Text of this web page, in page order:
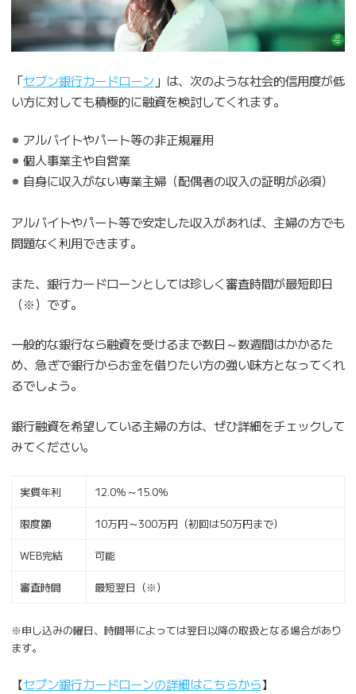
「セブン銀行カードローン 」は、次のような社会的信用度が低
い方に対しても積極的に融資を検討してくれます。
アルバイトやパート等の非正規雇用
個人事業主や自営業
自身に収入がない専業主婦（配偶者の収入の証明が必須）
アルバイトやパート等で安定した収入があれば、主婦の方でも
問題なく利用できます。
また、銀行カードローンとしては珍しく審査時間が最短即日
（※）です。
一般的な銀行なら融資を受けるまで数日～数週間はかかるた
め、急ぎで銀行からお金を借りたい方の強い味方となってくれ
るでしょう。
銀行融資を希望している主婦の方は、ぜひ詳細をチェックして
みてください。
実質年利 12.0％～15.0％
限度額 10万円～300万円（初回は50万円まで）
WEB完結 可能
審査時間 最短翌日（※）
※申し込みの曜日、時間帯によっては翌日以降の取扱となる場合があり
ます。
【セブン銀行カードローンの詳細はこちらから】